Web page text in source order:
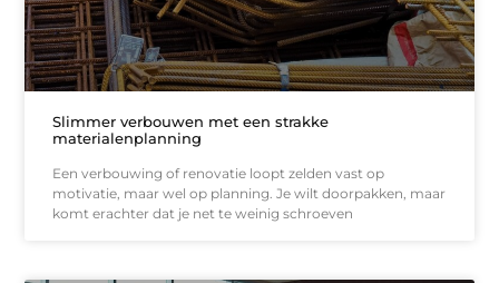
Slimmer verbouwen met een strakke
materialenplanning
Een verbouwing of renovatie loopt zelden vast op
motivatie, maar wel op planning. Je wilt doorpakken, maar
komt erachter dat je net te weinig schroeven